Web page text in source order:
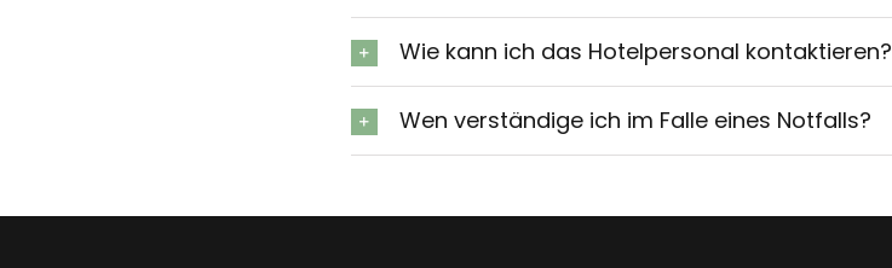
Wie kann ich das Hotelpersonal kontaktieren?
Wen verständige ich im Falle eines Notfalls?